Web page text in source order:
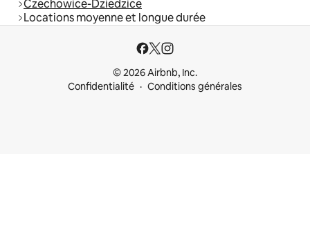
Czechowice-Dziedzice
Locations moyenne et longue durée
© 2026 Airbnb, Inc.
Confidentialité
Conditions générales